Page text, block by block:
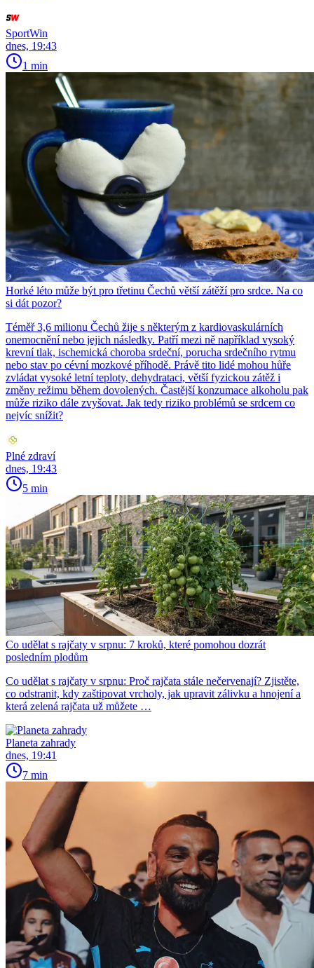
SportWin
dnes, 19:43
1 min
Horké léto může být pro třetinu Čechů větší zátěží pro srdce. Na co
si dát pozor?
Téměř 3,6 milionu Čechů žije s některým z kardiovaskulárních
onemocnění nebo jejich následky. Patří mezi ně například vysoký
krevní tlak, ischemická choroba srdeční, porucha srdečního rytmu
nebo stav po cévní mozkové příhodě. Právě tito lidé mohou hůře
zvládat vysoké letní teploty, dehydrataci, větší fyzickou zátěž i
změny režimu během dovolených. Častější konzumace alkoholu pak
může riziko dále zvyšovat. Jak tedy riziko problémů se srdcem co
nejvíc snížit?
Plné zdraví
dnes, 19:43
5 min
Co udělat s rajčaty v srpnu: 7 kroků, které pomohou dozrát
posledním plodům
Co udělat s rajčaty v srpnu: Proč rajčata stále nečervenají? Zjistěte,
co odstranit, kdy zaštipovat vrcholy, jak upravit zálivku a hnojení a
která zelená rajčata už můžete …
Planeta zahrady
dnes, 19:41
7 min